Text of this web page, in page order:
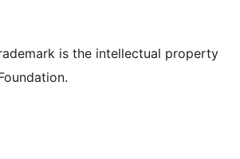
is the intellectual property